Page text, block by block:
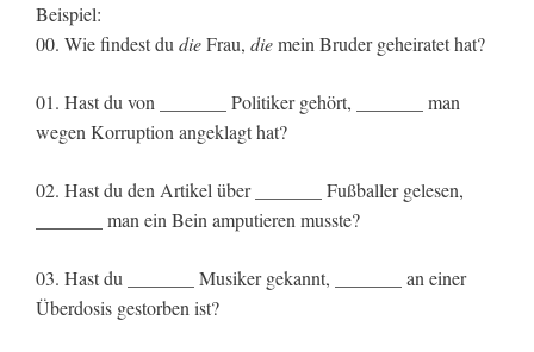
Beispiel:
00. Wie findest du dieFrau, diemein Bruder geheiratet hat?
01. Hast du von _______ Politiker gehört, _______ man
wegen Korruption angeklagt hat?
02. Hast du den Artikel über _______ Fußballer gelesen,
_______ man ein Bein amputieren musste?
03. Hast du _______ Musiker gekannt, _______ an einer
Überdosis gestorben ist?